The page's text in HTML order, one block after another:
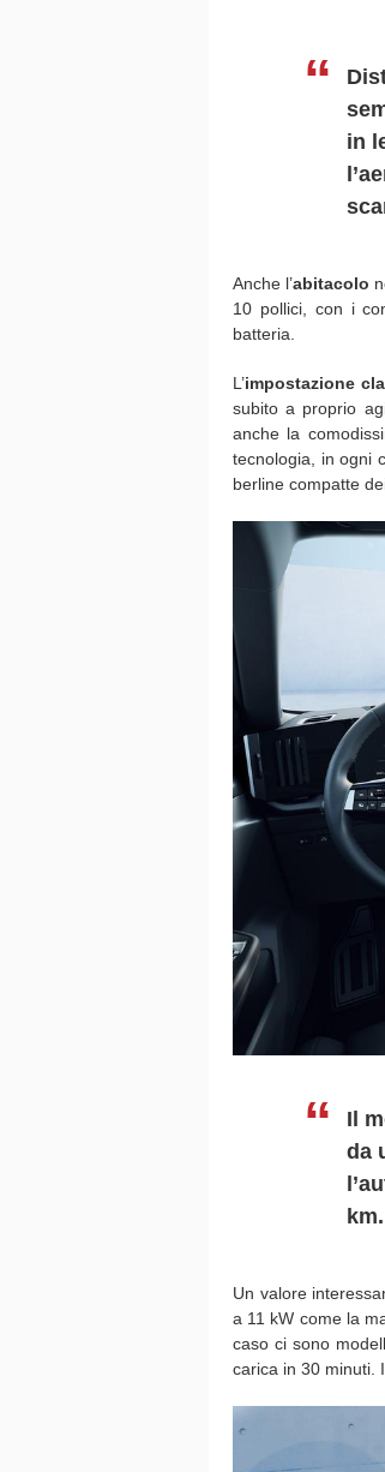
in
Anche l’abitacolo
10 pollici, con i
batteria.
L’impostazione
subito a proprio
anche la
tecnologia, in ogni
berline compatte
Il
da
km.
Un valore
a 11 kW come la
caso ci sono
carica in 30 minuti.